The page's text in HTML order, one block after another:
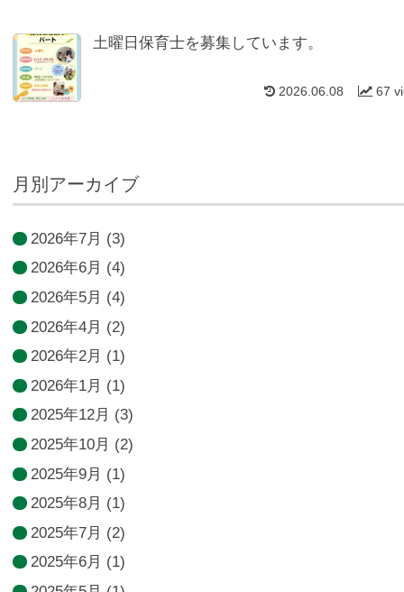
土曜日保育士を募集しています。
67
2026.06.08
月別アーカイブ
2026年7月 (3)
2026年6月 (4)
2026年5月 (4)
2026年4月 (2)
2026年2月 (1)
2026年1月 (1)
2025年12月 (3)
2025年10月 (2)
2025年9月 (1)
2025年8月 (1)
2025年7月 (2)
2025年6月 (1)